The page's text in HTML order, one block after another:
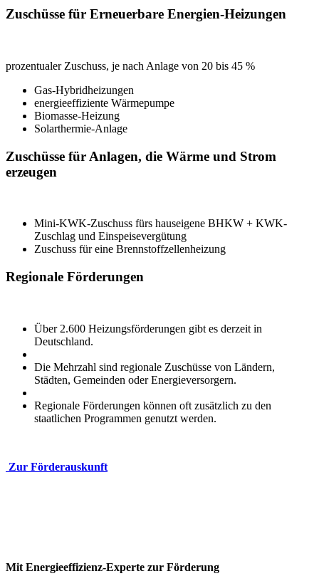
Zuschüsse für Erneuerbare Energien-Heizungen
prozentualer Zuschuss, je nach Anlage von 20 bis 45 %
Gas-Hybridheizungen
energieeffiziente Wärmepumpe
Biomasse-Heizung
Solarthermie-Anlage
Zuschüsse für Anlagen, die Wärme und Strom
erzeugen
Mini-KWK-Zuschuss fürs hauseigene BHKW + KWK-
Zuschlag und Einspeisevergütung
Zuschuss für eine Brennstoffzellenheizung
Regionale Förderungen
Über 2.600 Heizungsförderungen gibt es derzeit in
Deutschland.
Die Mehrzahl sind regionale Zuschüsse von Ländern,
Städten, Gemeinden oder Energieversorgern.
Regionale Förderungen können oft zusätzlich zu den
staatlichen Programmen genutzt werden.
Zur Förderauskunft
Mit Energieeffizienz-Experte zur Förderung